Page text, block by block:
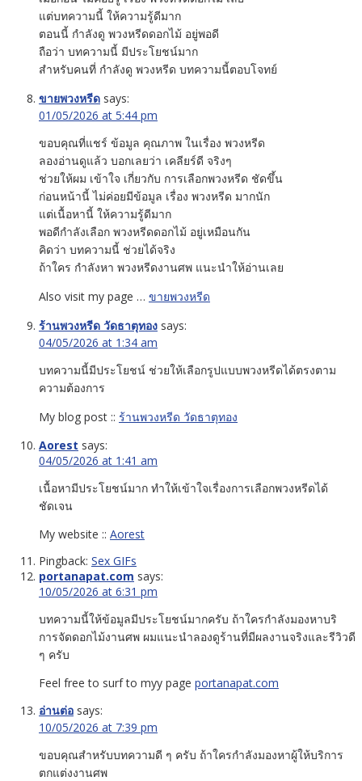
แต่บทความนี้ ให้ความรู้ดีมาก
ตอนนี้ กำลังดู พวงหรีดดอกไม้ อยู่พอดี
ถือว่า บทความนี้ มีประโยชน์มาก
สำหรับคนที่ กำลังดู พวงหรีด บทความนี้ตอบโจทย์
ขายพวงหรีด says:
01/05/2026 at 5:44 pm
ขอบคุณที่แชร์ ข้อมูล คุณภาพ ในเรื่อง พวงหรีด
ลองอ่านดูแล้ว บอกเลยว่า เคลียร์ดี จริงๆ
ช่วยให้ผม เข้าใจ เกี่ยวกับ การเลือกพวงหรีด ชัดขึ้น
ก่อนหน้านี้ ไม่ค่อยมีข้อมูล เรื่อง พวงหรีด มากนัก
แต่เนื้อหานี้ ให้ความรู้ดีมาก
พอดีกำลังเลือก พวงหรีดดอกไม้ อยู่เหมือนกัน
คิดว่า บทความนี้ ช่วยได้จริง
ถ้าใคร กำลังหา พวงหรีดงานศพ แนะนำให้อ่านเลย
Also visit my page … ขายพวงหรีด
ร้านพวงหรีด วัดธาตุทอง says:
04/05/2026 at 1:34 am
บทความนี้มีประโยชน์ ช่วยให้เลือกรูปแบบพวงหรีดได้ตรงตาม
ความต้องการ
My blog post :: ร้านพวงหรีด วัดธาตุทอง
Aorest says:
04/05/2026 at 1:41 am
เนื้อหามีประโยชน์มาก ทำให้เข้าใจเรื่องการเลือกพวงหรีดได้
ชัดเจน
My website :: Aorest
Pingback: Sex GIFs
portanapat.com says:
10/05/2026 at 6:31 pm
บทความนี้ให้ข้อมูลมีประโยชน์มากครับ ถ้าใครกำลังมองหาบริ
การจัดดอกไม้งานศพ ผมแนะนำลองดูร้านที่มีผลงานจริงและรีวิวดี
ๆ ครับ
Feel free to surf to myy page portanapat.com
อ่านต่อ says:
10/05/2026 at 7:39 pm
ขอบคุณสำหรับบทความดี ๆ ครับ ถ้าใครกำลังมองหาผู้ให้บริการ
ตกแต่งงานศพ